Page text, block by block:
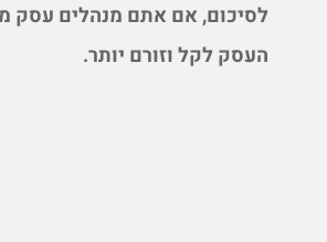
לסיכום, אם אתם מנהלים עסק
העסק לקל וזורם יותר.